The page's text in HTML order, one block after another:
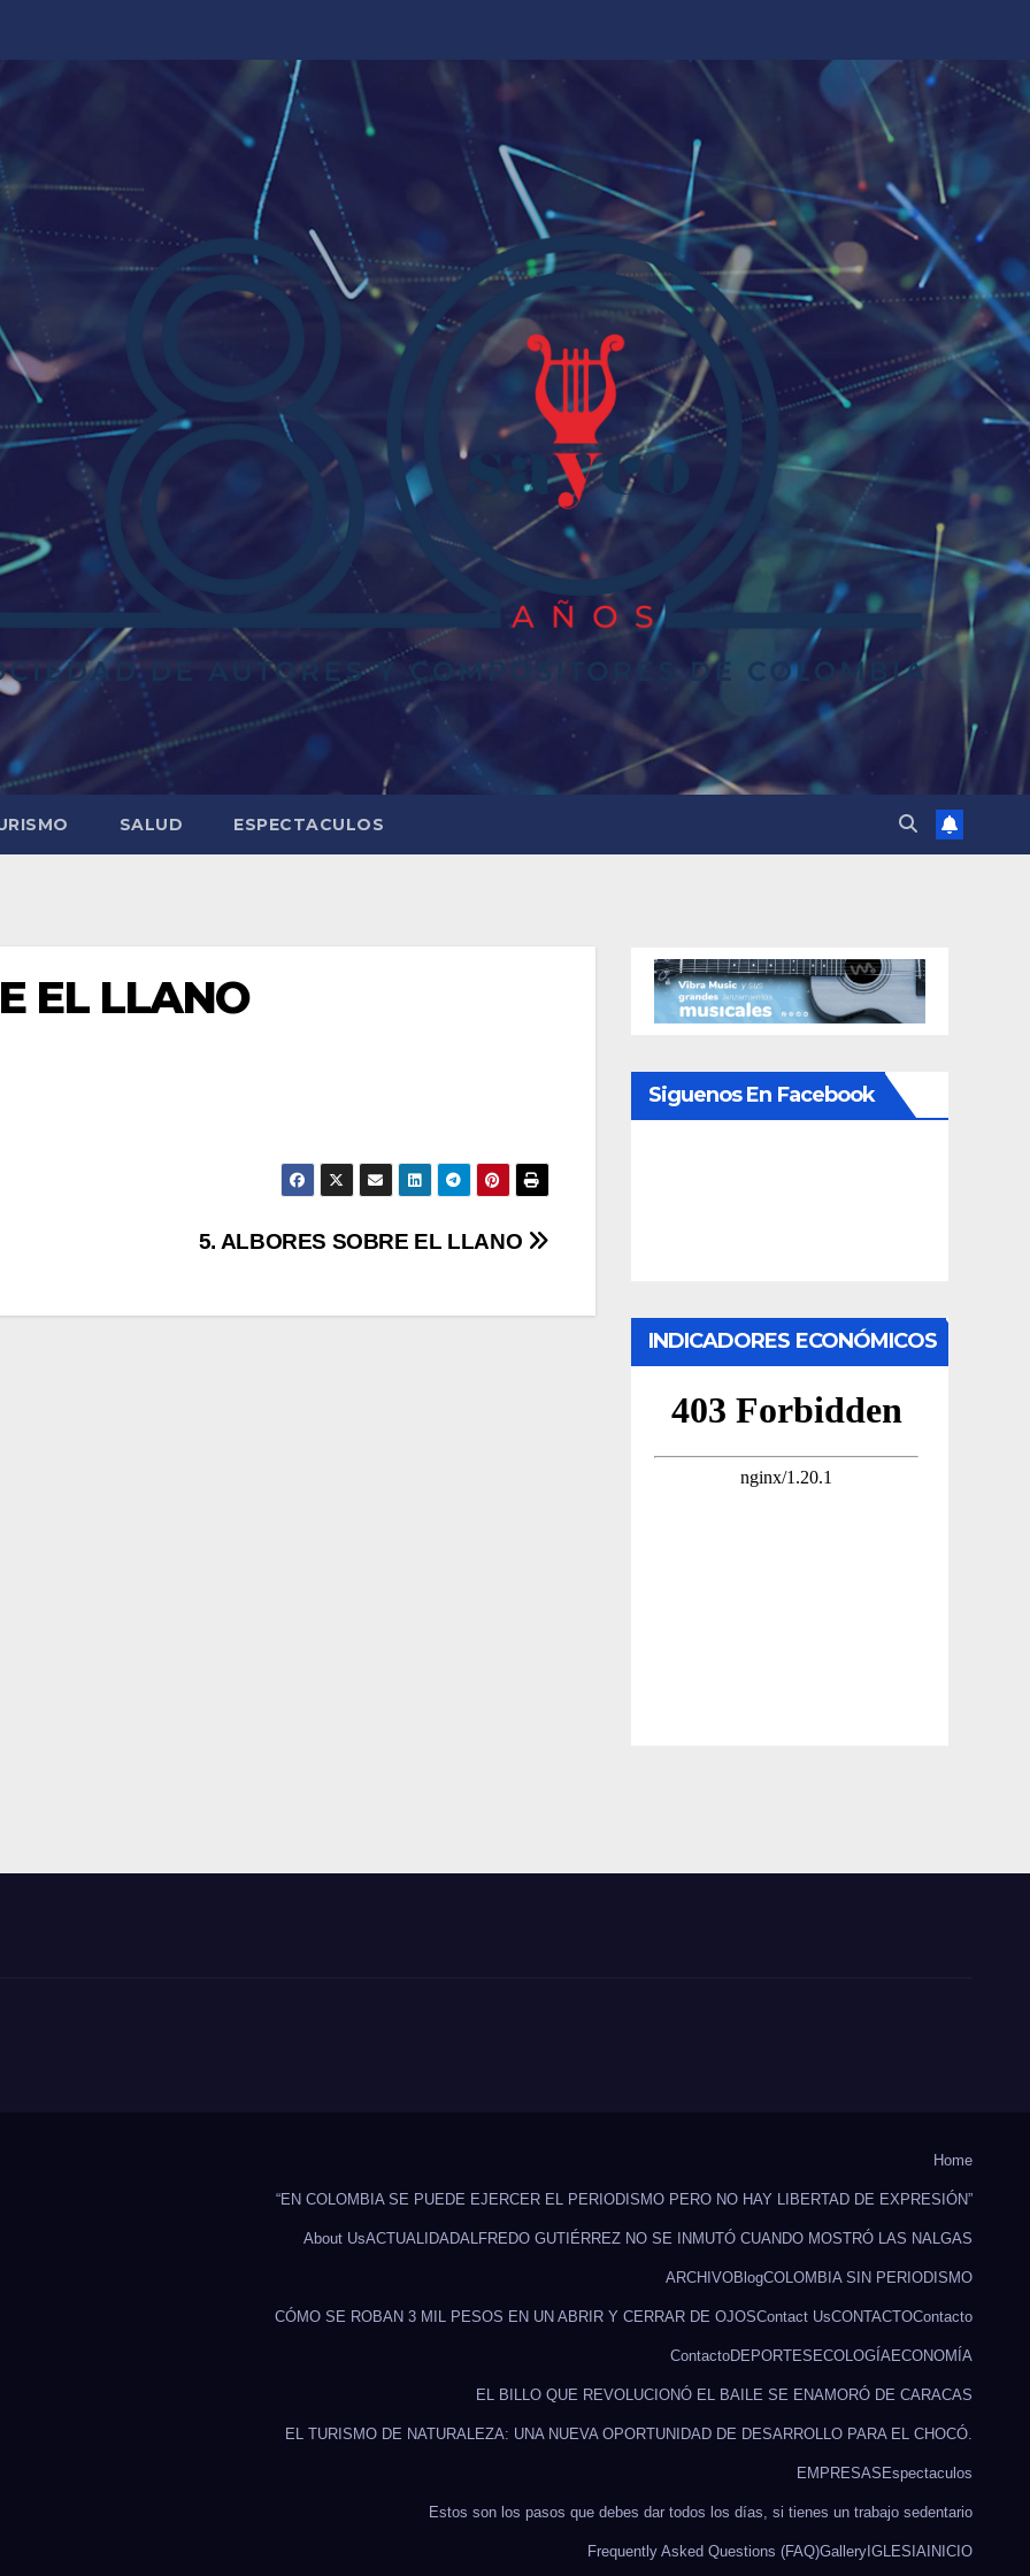
SALUD ESPECTACULOS
EL LLANO
5. ALBORES SOBRE EL LLANO
Siguenos En Facebook
INDICADORES ECONÓMICOS
Home
“EN COLOMBIA SE PUEDE EJERCER EL PERIODISMO PERO NO HAY LIBERTAD DE EXPRESIÓN”
About UsACTUALIDADALFREDO GUTIÉRREZ NO SE INMUTÓ CUANDO MOSTRÓ LAS NALGAS
ARCHIVOBlogCOLOMBIA SIN PERIODISMO
CÓMO SE ROBAN 3 MIL PESOS EN UN ABRIR Y CERRAR DE OJOSContact UsCONTACTOContacto
ContactoDEPORTES ECOLOGÍAECONOMÍA
EL BILLO QUE REVOLUCIONÓ EL BAILE SE ENAMORÓ DE CARACAS
EL TURISMO DE NATURALEZA: UNA NUEVA OPORTUNIDAD DE DESARROLLO PARA EL CHOCÓ.
EMPRESAS Espectaculos
Estos son los pasos que debes dar todos los días, si tienes un trabajo sedentario
Frequently Asked Questions (FAQ)Gallery IGLESIA INICIO